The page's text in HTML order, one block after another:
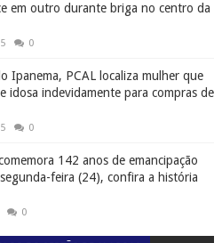
em outro durante briga no centro da
0
Ipanema, PCAL localiza mulher que
idosa indevidamente para compras de
0
142 anos de emancipação
feira (24), confira a história
0